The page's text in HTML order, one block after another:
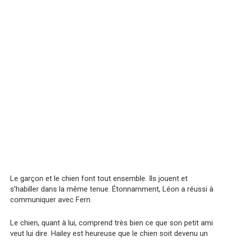
Le garçon et le chien font tout ensemble. Ils jouent et
s’habiller dans la même tenue. Étonnamment, Léon a réussi à
communiquer avec Fern.
Le chien, quant à lui, comprend très bien ce que son petit ami
veut lui dire. Hailey est heureuse que le chien soit devenu un